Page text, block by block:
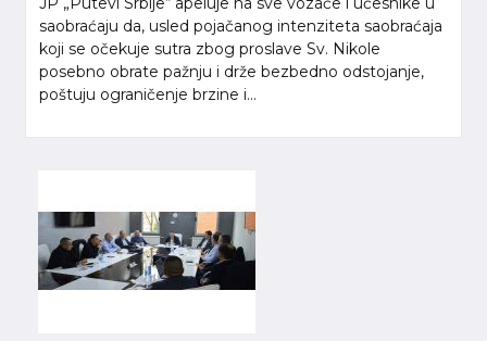
saobraćaju da, usled pojačanog intenziteta saobraćaja
koji se očekuje sutra zbog proslave Sv. Nikole
posebno obrate pažnju i drže bezbedno odstojanje,
poštuju ograničenje brzine i...